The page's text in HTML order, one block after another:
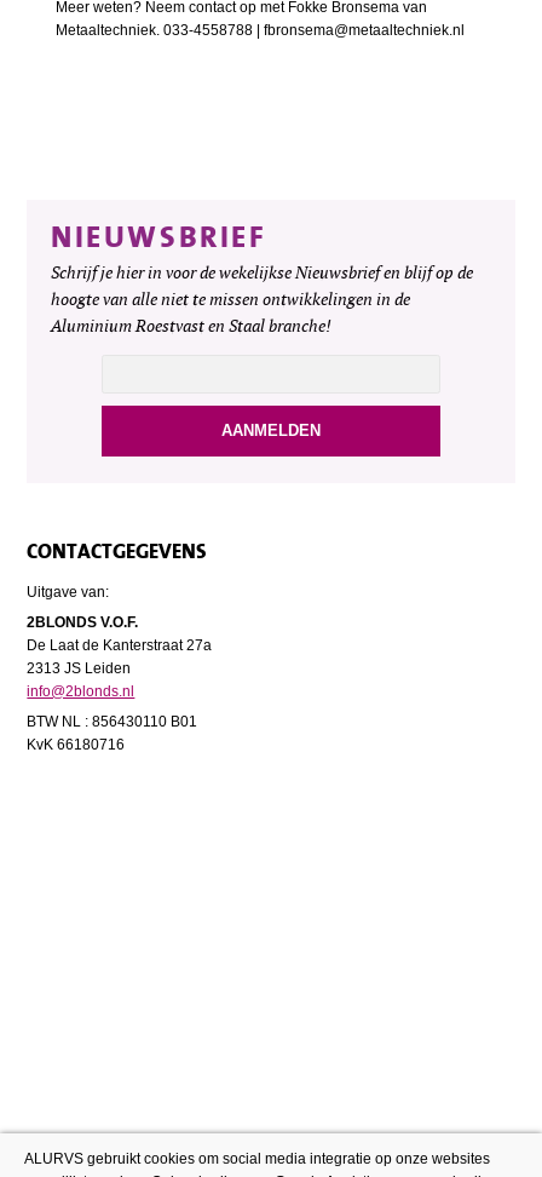
Meer weten? Neem contact op met Fokke Bronsema van
Metaaltechniek. 033-4558788 | fbronsema@metaaltechniek.nl
NIEUWSBRIEF
Schrijf je hier in voor de wekelijkse Nieuwsbrief en blijf op de
hoogte van alle niet te missen ontwikkelingen in de
Aluminium Roestvast en Staal branche!
CONTACTGEGEVENS
Uitgave van:
2BLONDS V.O.F.
De Laat de Kanterstraat 27a
2313 JS Leiden
info@2blonds.nl
BTW NL : 856430110 B01
KvK 66180716
ALURVS gebruikt cookies om social media integratie op onze websites